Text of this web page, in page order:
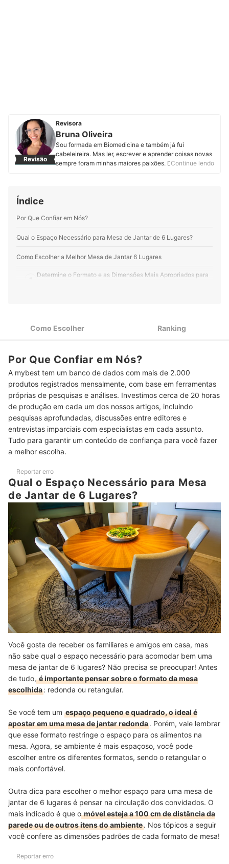
Revisão
Revisora
Bruna Oliveira
Sou formada em Biomedicina e também já fui
cabeleireira. Mas ler, escrever e aprender coisas novas
sempre foram minhas maiores paixões. Desde que
e suplementos alimentares. Minha motivação é
objetiva e gostosa de ler.
Continue lendo
Índice
Por Que Confiar em Nós?
Qual o Espaço Necessário para Mesa de Jantar de 6 Lugares?
Como Escolher a Melhor Mesa de Jantar 6 Lugares
1
Determine o Formato e as Dimensões Mais Apropriados para
Veja se as Cadeiras Possuem Estofado para Maior Conforto
4
Para Maior Durabilidade, Opte por Cadeiras que Suportem até
100 kg
5
Confira a Variedade de Cores e Estampas das Mesas de
Jantar 6 Lugares
Top 10 Melhores Mesas de Jantar 6 Lugares
Confira Nossas Indicações de Decoração para Mesa de Jantar
Como Escolher Ranking
Por Que Confiar em Nós?
A mybest tem um banco de dados com mais de 2.000
produtos registrados mensalmente, com base em ferramentas
próprias de pesquisas e análises. Investimos cerca de 20 horas
de produção em cada um dos nossos artigos, incluindo
pesquisas aprofundadas, discussões entre editores e
entrevistas imparciais com especialistas em cada assunto.
Tudo para garantir um conteúdo de confiança para você fazer
a melhor escolha.
Reportar erro
Qual o Espaço Necessário para Mesa
de Jantar de 6 Lugares?
Você gosta de receber os familiares e amigos em casa, mas
não sabe qual o espaço necessário para acomodar bem uma
mesa de jantar de 6 lugares? Não precisa se preocupar! Antes
de tudo,é importante pensar sobre o formato da mesa
escolhida: redonda ou retangular.
Se você tem um espaço pequeno e quadrado, o ideal é
apostar em uma mesa de jantar redonda. Porém, vale lembrar
que esse formato restringe o espaço para os alimentos na
mesa. Agora, se ambiente é mais espaçoso, você pode
escolher entre os diferentes formatos, sendo o retangular o
mais confortável.
Outra dica para escolher o melhor espaço para uma mesa de
jantar de 6 lugares é pensar na circulação dos convidados. O
mais indicado é que omóvel esteja a 100 cm de distância da
parede ou de outros itens do ambiente. Nos tópicos a seguir
você confere as dimensões padrões de cada formato de mesa!
Reportar erro